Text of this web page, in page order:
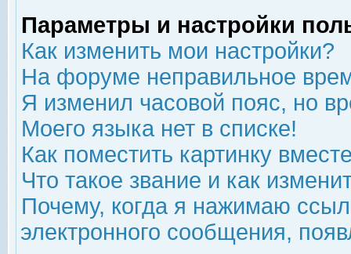
Параметры и настройки
Как изменить мои настройки?
На форуме неправильное
Я изменил часовой пояс, но
Моего языка нет в списке!
Как поместить картинку
Что такое звание и как
Почему, когда я нажимаю
электронного сообщения,